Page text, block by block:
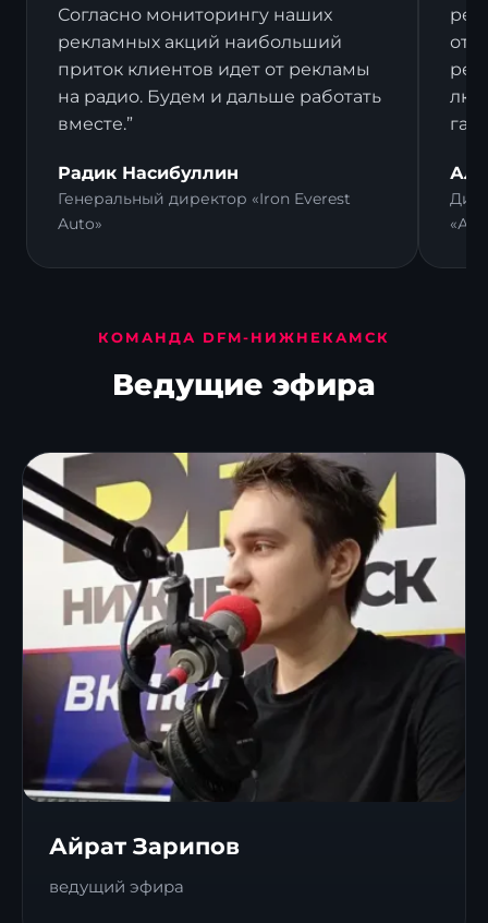
Согласно мониторингу наших
рекламных акций наибольший
приток клиентов идет от рекламы
на радио. Будем и дальше работать
вместе.”
Радик Насибуллин
Генеральный директор «Iron Everest
Auto»
КОМАНДА DFM-НИЖНЕКАМСК
Ведущие эфира
Айрат Зарипов
ведущий эфира